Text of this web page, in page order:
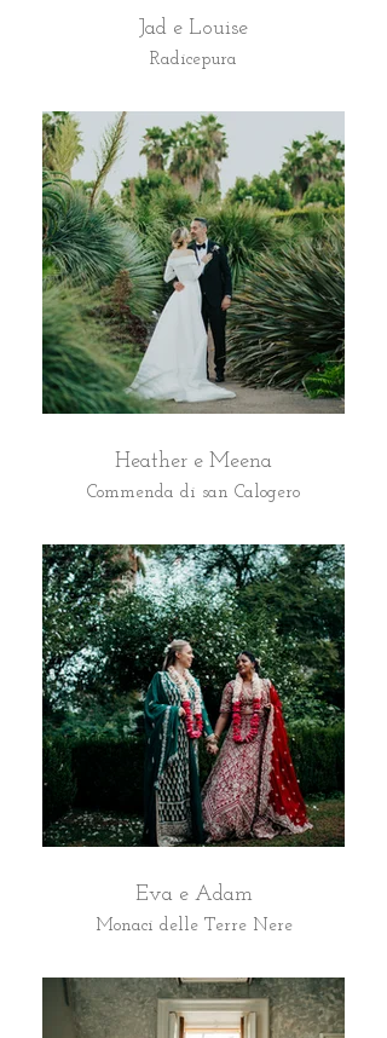
Jad e Louise
Radicepura
Heather e Meena
Commenda di san Calogero
Eva e Adam
Monaci delle Terre Nere